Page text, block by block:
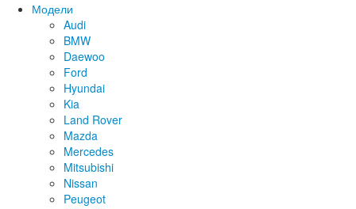
Модели
Audi
BMW
Daewoo
Ford
Hyundai
Kia
Land Rover
Mazda
Mercedes
Mitsubishi
Nissan
Peugeot